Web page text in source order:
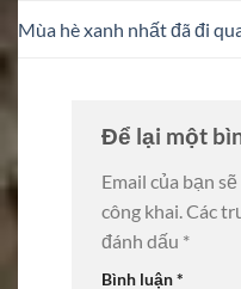
Mùa hè xanh nhất đã đi
Để lại một
Email của bạn
công khai.Các
đánh dấu *
Bình luận*